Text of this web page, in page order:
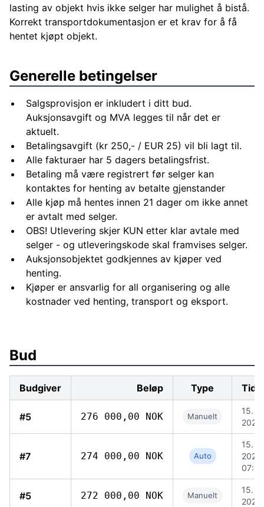
lasting av objekt hvis ikke selger har mulighet å bistå.
Korrekt transportdokumentasjon er et krav for å få
hentet kjøpt objekt.
Generelle betingelser
Salgsprovisjon er inkludert i ditt bud.
Auksjonsavgift og MVA legges til når det er
aktuelt.
Betalingsavgift (kr 250,- / EUR 25) vil bli lagt til.
Alle fakturaer har 5 dagers betalingsfrist.
Betaling må være registrert før selger kan
kontaktes for henting av betalte gjenstander
Alle kjøp må hentes innen 21 dager om ikke annet
er avtalt med selger.
OBS! Utlevering skjer KUN etter klar avtale med
selger - og utleveringskode skal framvises selger.
Auksjonsobjektet godkjennes av kjøper ved
henting.
Kjøper er ansvarlig for all organisering og alle
kostnader ved henting, transport og eksport.
Bud
Budgiver Beløp Type
#5 276 000,00 NOK Manuelt
15.
#7 274 000,00 NOK Auto
15.
2026,
07:47
#5 272 000,00 NOK Manuelt
15.